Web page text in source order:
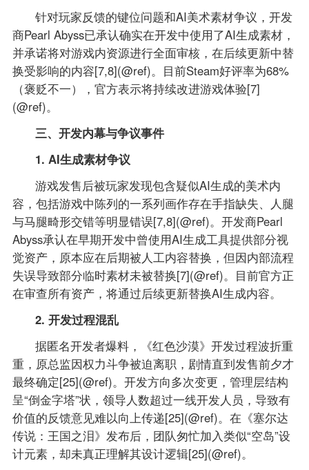
针对玩家反馈的键位问题和AI美术素材争议，开发
商Pearl Abyss已承认确实在开发中使用了AI生成素材，
并承诺将对游戏内资源进行全面审核，在后续更新中替
换受影响的内容[7,8](@ref)。目前Steam好评率为68%
（褒贬不一），官方表示将持续改进游戏体验[7]
(@ref)。
三、开发内幕与争议事件
1. AI生成素材争议
游戏发售后被玩家发现包含疑似AI生成的美术内
容，包括游戏中陈列的一系列画作存在手指缺失、人腿
与马腿畸形交错等明显错误[7,8](@ref)。开发商Pearl
Abyss承认在早期开发中曾使用AI生成工具提供部分视
觉资产，原本应在后期被人工内容替换，但因内部流程
失误导致部分临时素材未被替换[7](@ref)。目前官方正
在审查所有资产，将通过后续更新替换AI生成内容。
2. 开发过程混乱
据匿名开发者爆料，《红色沙漠》开发过程波折重
重，原总监因权力斗争被迫离职，剧情直到发售前夕才
最终确定[25](@ref)。开发方向多次变更，管理层结构
呈“倒金字塔”状，领导人数超过一线开发人员，导致有
价值的反馈意见难以向上传递[25](@ref)。在《塞尔达
传说：王国之泪》发布后，团队匆忙加入类似“空岛”设
计元素，却未真正理解其设计逻辑[25](@ref)。